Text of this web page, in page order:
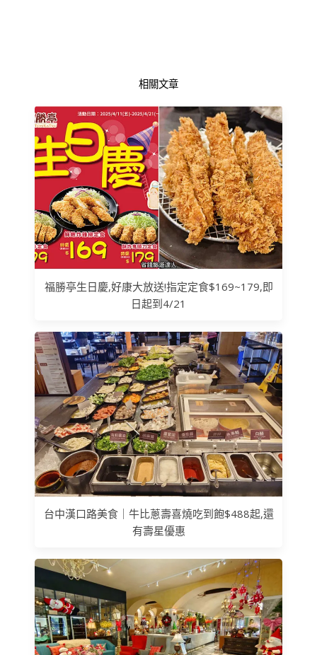
相關文章
福勝亭生日慶,好康大放送!指定定食$169~179,即
日起到4/21
台中漢口路美食｜牛比蔥壽喜燒吃到飽$488起,還
有壽星優惠